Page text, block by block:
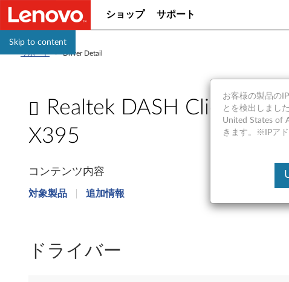
Skip to content
ショップ サポート
サポート >Driver Detail
Realtek DASH Client
X395
e
t
コンテンツ内容
対象製品 追加情報
ドライバー
お客様の製品の
とを検出しまし
United States of
きます。※IPア